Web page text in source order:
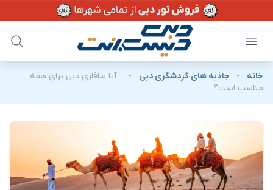
خانه - جاذبه های گردشگری دبی -
آیا سافاری دبی برای همه
مناسب است؟